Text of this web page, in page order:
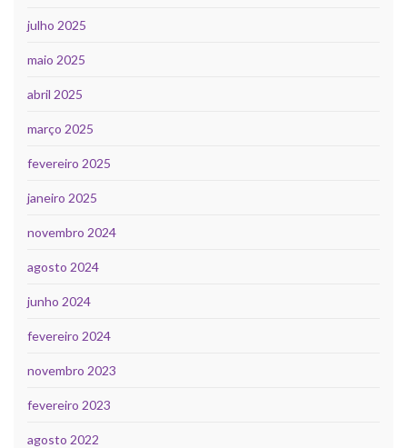
julho 2025
maio 2025
abril 2025
março 2025
fevereiro 2025
janeiro 2025
novembro 2024
agosto 2024
junho 2024
fevereiro 2024
novembro 2023
fevereiro 2023
agosto 2022